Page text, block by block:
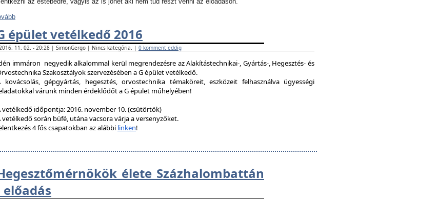
épület vetélkedő 2016
11. 02. - 20:28 | SimonGergo | Nincs kategória. | 0 komment eddig
immáron negyedik alkalommal kerül megrendezésre az Alakítástechnikai-, Gyártás-, Hegesztés- és
Szakosztályok szervezésében a G épület vetélkedő.
kovácsolás, gépgyártás, hegesztés, orvostechnika témaköreit, eszközeit felhasználva ügyességi
várunk minden érdeklődőt a G épület műhelyében!
vetélkedő időpontja: 2016. november 10. (csütörtök)
vetélkedő során büfé, utána vacsora várja a versenyzőket.
4 fős csapatokban az alábbi linken!
élete Százhalombattán
előadás